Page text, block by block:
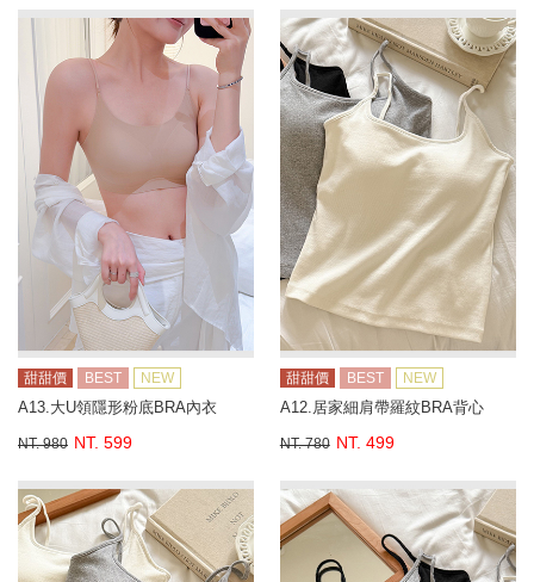
甜甜價 BEST NEW
A13.大U領隱形粉底BRA內衣
NT. 980 NT. 599
甜甜價 BEST NEW
A12.居家細肩帶羅紋BRA背心
NT. 780 NT. 499